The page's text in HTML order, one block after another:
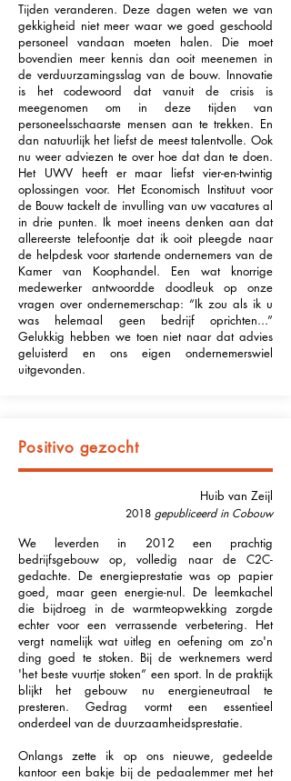
Tijden veranderen. Deze dagen weten we van
gekkigheid niet meer waar we goed geschoold
personeel vandaan moeten halen. Die moet
bovendien meer kennis dan ooit meenemen in
de verduurzamingsslag van de bouw. Innovatie
is het codewoord dat vanuit de crisis is
meegenomen om in deze tijden van
personeelsschaarste mensen aan te trekken. En
dan natuurlijk het liefst de meest talentvolle. Ook
nu weer adviezen te over hoe dat dan te doen.
Het UWV heeft er maar liefst vier-en-twintig
oplossingen voor. Het Economisch Instituut voor
de Bouw tackelt de invulling van uw vacatures al
in drie punten. Ik moet ineens denken aan dat
allereerste telefoontje dat ik ooit pleegde naar
de helpdesk voor startende ondernemers van de
Kamer van Koophandel. Een wat knorrige
medewerker antwoordde doodleuk op onze
vragen over ondernemerschap: “Ik zou als ik u
was helemaal geen bedrijf oprichten...”
Gelukkig hebben we toen niet naar dat advies
geluisterd en ons eigen ondernemerswiel
uitgevonden.
Positivo gezocht
Huib van Zeijl
2018 gepubliceerd in Cobouw
We leverden in 2012 een prachtig
bedrijfsgebouw op, volledig naar de C2C-
gedachte. De energieprestatie was op papier
goed, maar geen energie-nul. De leemkachel
die bijdroeg in de warmteopwekking zorgde
echter voor een verrassende verbetering. Het
vergt namelijk wat uitleg en oefening om zo'n
ding goed te stoken. Bij de werknemers werd
'het beste vuurtje stoken” een sport. In de praktijk
blijkt het gebouw nu energieneutraal te
presteren. Gedrag vormt een essentieel
onderdeel van de duurzaamheidsprestatie.
Onlangs zette ik op ons nieuwe, gedeelde
kantoor een bakje bij de pedaalemmer met het